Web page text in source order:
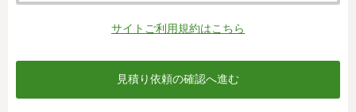
c) 個人情報の利用目的
入力された個人情報は、お見積り依頼への対応のために利
d) 個人情報の第三者提供について
サイトご利用規約はこちら